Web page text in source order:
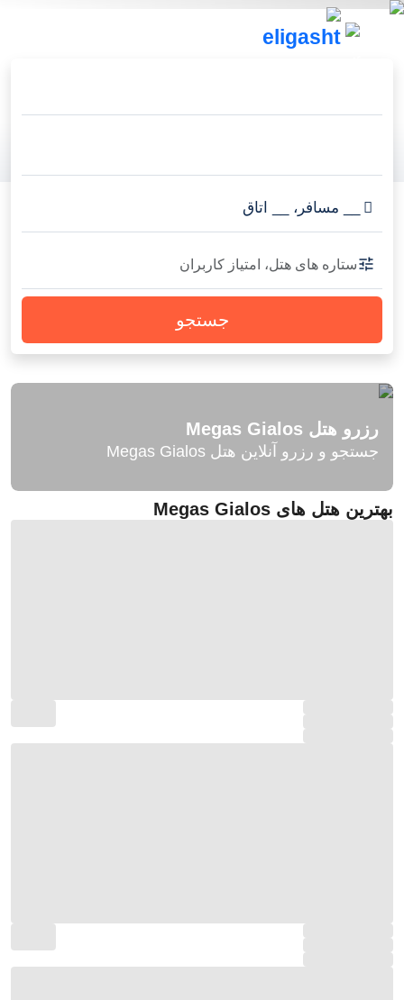
مسافر ، اتاق
ستاره های هتل، امتیاز کاربران
جستجو
رزرو هتل Megas Gialos
جستجو و رزرو آنلاین هتل Megas Gialos
بهترین هتل های Megas Gialos